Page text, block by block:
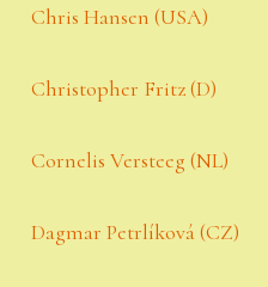
Chris Hansen (USA)
Christopher Fritz (D)
Cornelis Versteeg (NL)
Dagmar Petrlíková (CZ)